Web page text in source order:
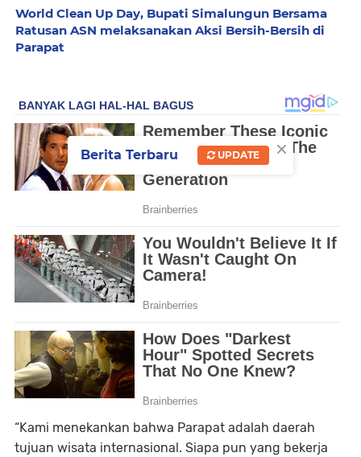
World Clean Up Day, Bupati Simalungun Bersama
Ratusan ASN melaksanakan Aksi Bersih-Bersih di
Parapat
“Kami menekankan bahwa Parapat adalah daerah
tujuan wisata internasional. Siapa pun yang bekerja
×
Berita Terbaru UPDATE